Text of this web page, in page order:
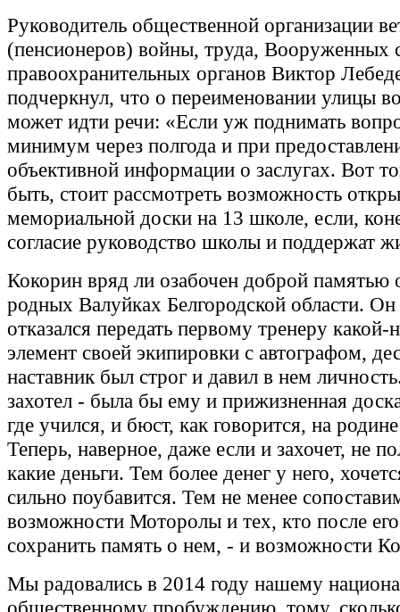
Руководитель общественной организации
(пенсионеров) войны, труда, Вооруженных
правоохранительных органов Виктор
подчеркнул, что о переименовании улицы
может идти речи: «Если уж поднимать
минимум через полгода и при
объективной информации о заслугах. Вот
быть, стоит рассмотреть возможность
мемориальной доски на 13 школе, если,
согласие руководство школы и поддержат
Кокорин вряд ли озабочен доброй памятью
родных Валуйках Белгородской области.
отказался передать первому тренеру какой-
элемент своей экипировки с автографом,
наставник был строг и давил в нем
захотел - была бы ему и прижизненная
где учился, и бюст, как говорится, на
Теперь, наверное, даже если и захочет, не
какие деньги. Тем более денег у него,
сильно поубавится. Тем не менее
возможности Моторолы и тех, кто после
сохранить память о нем, - и возможности
Мы радовались в 2014 году нашему